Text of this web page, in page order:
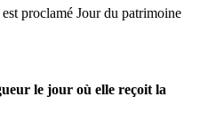
proclamé Jour du patrimoine
le jour où elle reçoit la